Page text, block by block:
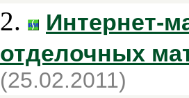
2.
Интернет-
отделочных
(25.02.2011)